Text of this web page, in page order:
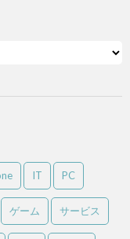
IT PC
ゲーム サービス